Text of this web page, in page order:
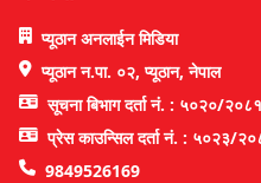
प्यूठान अनलाईन मिडिया
प्यूठान न.पा. ०२, प्यूठान, नेपाल
सूचना बिभाग दर्ता नं. : ५०२०/
प्रेस काउन्सिल दर्ता नं. : ५०२३/
9849526169